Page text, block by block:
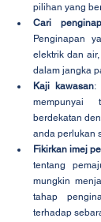
pilihan yang
Cari
Penginapan
elektrik dan
dalam jangka
Kaji kawasan:
berdekatan
anda perlukan
Fikirkan imej
tentang
mungkin
tahap
terhadap